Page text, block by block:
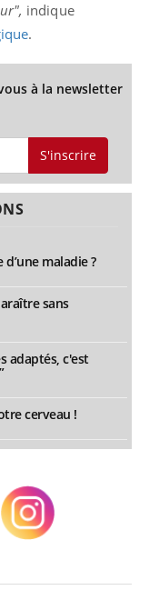
indique
.
à la newsletter
S'inscrire
maladie ?
sans
adaptés, c'est
cerveau !